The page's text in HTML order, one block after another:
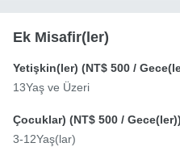
Ek Misafir(ler)
Yetişkin(ler) (NT$ 500 /
13Yaş ve Üzeri
Çocuklar) (NT$ 500 / Gece(ler))
3-12Yaş(lar)